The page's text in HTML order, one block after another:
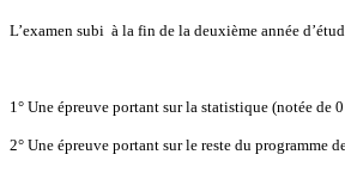
L’examen subi à la fin de la deuxième année
1° Une épreuve portant sur la statistique (notée de
2° Une épreuve portant sur le reste du programme